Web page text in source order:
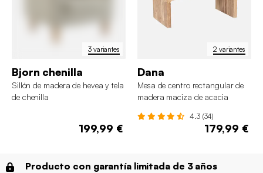
3 variantes
Bjorn chenilla
Sillón de madera de hevea y tela
de chenilla
199,99 €
2 variantes
Dana
Mesa de centro rectangular de
madera maciza de acacia
4.3 (34)
179,99 €
Producto con garantía limitada de 3 años